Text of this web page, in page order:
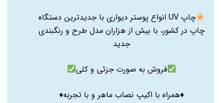
چاپ UV انواع پوستر دیواری با جدیدترین دستگاه
چاپ در کشور، با بیش از هزاران مدل طرح و رنگبندی
جدید
فروش به صورت جزئی و کلی
♦️همراه با اکیپ نصاب ماهر و با تجربه♦️